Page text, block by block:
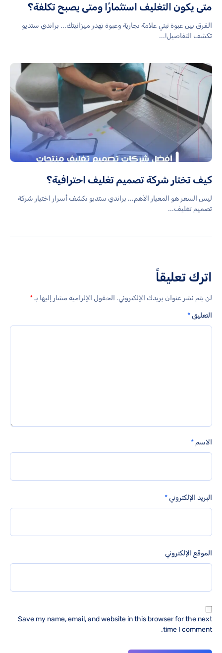
متى يكون التغليف استثمارًا ومتى يصبح تكلفة؟
الفرق بين عبوة تبني علامة تجارية وعبوة تهدر ميزانيتك... براندي ستديو
تكشف التفاصيل!...
كيف تختار شركة تصميم تغليف احترافية؟
ليس السعر هو المعيار الأهم... براندي ستديو تكشف أسرار اختيار شركة
تصميم تغليف...
اترك تعليقاً
لن يتم نشر عنوان بريدك الإلكتروني. الحقول الإلزامية مشار إليها بـ*
التعليق*
الاسم *
البريد الإلكتروني*
الموقع الإلكتروني
Save my name, email, and website in this browser for the next
time I comment.